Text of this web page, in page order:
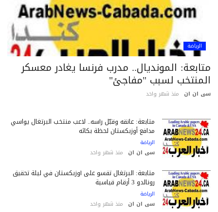
الرياضة
المونديال.. مدرب فرنسا يغادر معسكر
لسبب "مفاجئ"
ان ان منذ شهر واحد
متابعة: عانقه وقبّل رأسه.. لاعب منتخب البرتغال يواسي
مدافع أوزبكستان لحظة بكائه
الرياضة
سى ان ان منذ شهر واحد
متابعة: البرتغال تقسو على أوزبكستان في ليلة تحقيق
رونالدو 3 أرقام قياسية
الرياضة
سى ان ان منذ شهر واحد